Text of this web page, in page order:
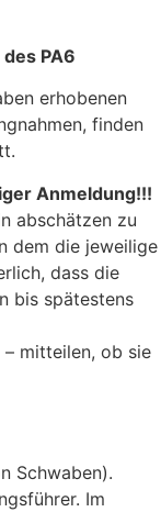
PA6
erhobenen
finden
Anmeldung!!!
abschätzen zu
dem die jeweilige
dass die
bis spätestens
– mitteilen, ob sie
Schwaben).
Im